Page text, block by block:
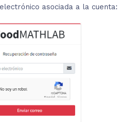
asociada a la cuenta: